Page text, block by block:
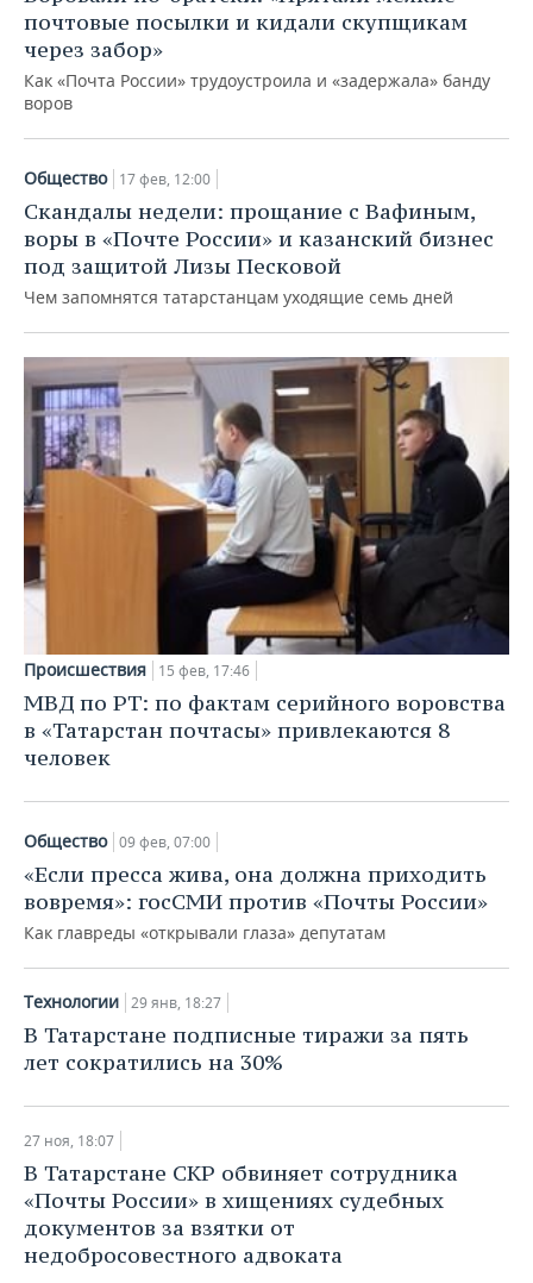
почтовые посылки и кидали скупщикам
через забор»
Как «Почта России» трудоустроила и «задержала» банду
воров
Общество 17 фев, 12:00
Скандалы недели: прощание с Вафиным,
воры в «Почте России» и казанский бизнес
под защитой Лизы Песковой
Чем запомнятся татарстанцам уходящие семь дней
Происшествия 15 фев, 17:46
МВД по РТ: по фактам серийного воровства
в «Татарстан почтасы» привлекаются 8
человек
Общество 09 фев, 07:00
«Если пресса жива, она должна приходить
вовремя»: госСМИ против «Почты России»
Как главреды «открывали глаза» депутатам
Технологии 29 янв, 18:27
В Татарстане подписные тиражи за пять
лет сократились на 30%
27 ноя, 18:07
В Татарстане СКР обвиняет сотрудника
«Почты России» в хищениях судебных
документов за взятки от
недобросовестного адвоката